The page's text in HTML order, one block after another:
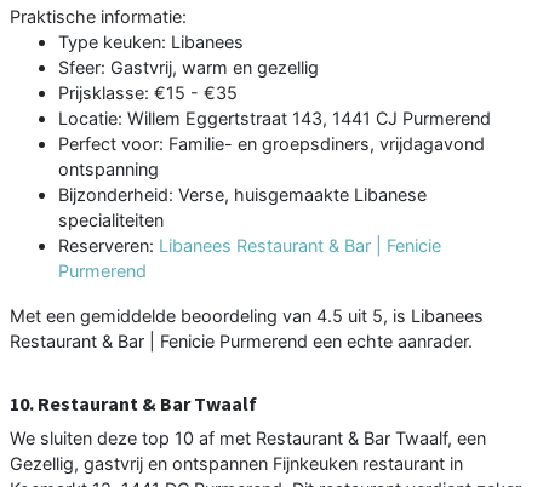
Praktische informatie:
Type keuken: Libanees
Sfeer: Gastvrij, warm en gezellig
Prijsklasse: €15 - €35
Locatie: Willem Eggertstraat 143, 1441 CJ Purmerend
Perfect voor: Familie- en groepsdiners, vrijdagavond
ontspanning
Bijzonderheid: Verse, huisgemaakte Libanese
specialiteiten
Reserveren: Libanees Restaurant & Bar | Fenicie
Purmerend
Met een gemiddelde beoordeling van 4.5 uit 5, is Libanees
Restaurant & Bar | Fenicie Purmerend een echte aanrader.
10. Restaurant & Bar Twaalf
We sluiten deze top 10 af met Restaurant & Bar Twaalf, een
Gezellig, gastvrij en ontspannen Fijnkeuken restaurant in